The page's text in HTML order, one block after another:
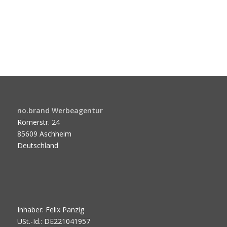
no.brand Werbeagentur
Römerstr. 24
85609 Aschheim
Deutschland
Inhaber: Felix Panzig
USt.-Id.: DE221041957